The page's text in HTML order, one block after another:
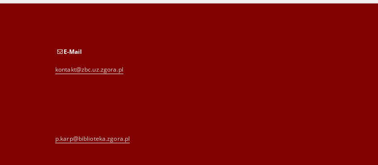
E-Mail
kontakt@zbc.uz.zgora.pl
p.karp@biblioteka.zgora.pl